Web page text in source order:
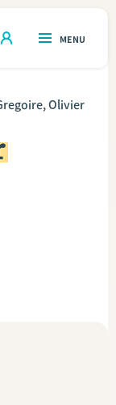
OPEN
MENU
Olivier